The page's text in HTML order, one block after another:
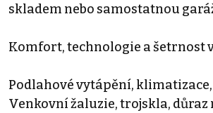
skladem nebo samostatnou
Komfort, technologie a šetrnost
Podlahové vytápění, klimatizace,
Venkovní žaluzie, trojskla, důraz